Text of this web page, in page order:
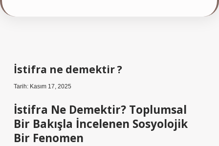
İstifra ne demektir ?
Tarih: Kasım 17, 2025
İstifra Ne Demektir? Toplumsal
Bir Bakışla İncelenen Sosyolojik
Bir Fenomen